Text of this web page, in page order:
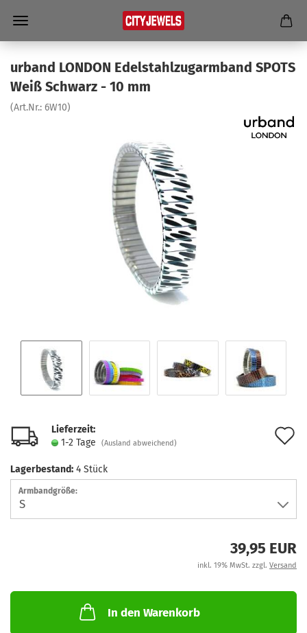
ur­band LON­DON Edel­stahl­zug­arm­band SPOTS
Weiß Schwarz - 10 mm
(Art.Nr.: 6W10)
Lieferzeit:
1-2 Tage
(Ausland abweichend)
Lagerbestand: 4 Stück
Armbandgröße:
39,95 EUR
inkl. 19% MwSt. zzgl. Versand
In den Warenkorb